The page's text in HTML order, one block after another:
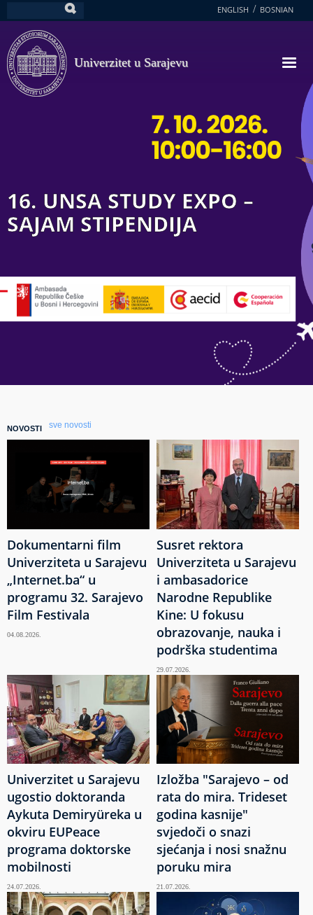
na
glavni
sadržaj
ENGLISH BOSNIAN
Univerzitet u Sarajevu
16. UNSA STUDY EXPO –
SAJAM STIPENDIJA
NOVOSTI sve novosti
Dokumentarni film
Univerziteta u Sarajevu
„Internet.ba“ u
programu 32. Sarajevo
Film Festivala
04.08.2026.
Susret rektora
Univerziteta u Sarajevu
i ambasadorice
Narodne Republike
Kine: U fokusu
obrazovanje, nauka i
podrška studentima
29.07.2026.
Univerzitet u Sarajevu
ugostio doktoranda
Aykuta Demiryüreka u
okviru EUPeace
programa doktorske
mobilnosti
24.07.2026.
Izložba "Sarajevo – od
rata do mira. Trideset
godina kasnije"
svjedoči o snazi
sjećanja i nosi snažnu
poruku mira
21.07.2026.